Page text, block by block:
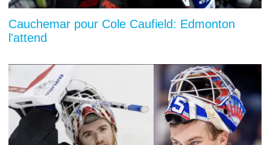
Cauchemar pour Cole Caufield: Edmonton
l'attend